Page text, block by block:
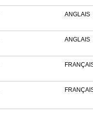
ANGLAIS
ANGLAIS